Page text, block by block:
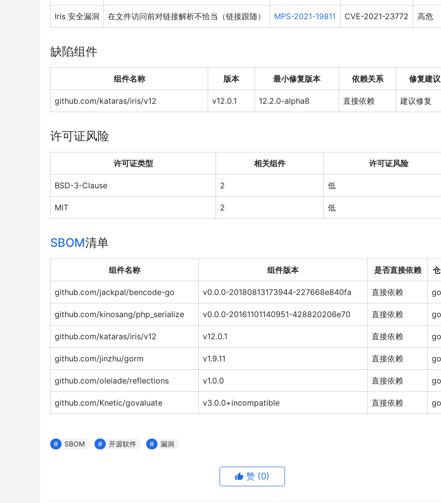
Iris 安全漏洞 在文件访问前对链接解析不恰当（链接跟随） MPS-2021-19811 CVE-2021-23772 高危
缺陷组件
组件名称 版本 最小修复版本 依赖关系 修复建议
github.com/kataras/iris/v12 v12.0.1 12.2.0-alpha8 直接依赖 建议修复
许可证风险
许可证类型 相关组件 许可证风险
BSD-3-Clause 2 低
MIT 2 低
SBOM清单
组件名称 组件版本 是否直接依赖
github.com/jackpal/bencode-go v0.0.0-20180813173944-227668e840fa 直接依赖 go
github.com/kinosang/php_serialize v0.0.0-20161101140951-428820206e70 直接依赖 go
github.com/kataras/iris/v12 v12.0.1 直接依赖 go
github.com/jinzhu/gorm v1.9.11 直接依赖 go
github.com/oleiade/reflections v1.0.0 直接依赖 go
github.com/Knetic/govaluate v3.0.0+incompatible 直接依赖 go
SBOM 开源软件 漏洞
赞 (0)